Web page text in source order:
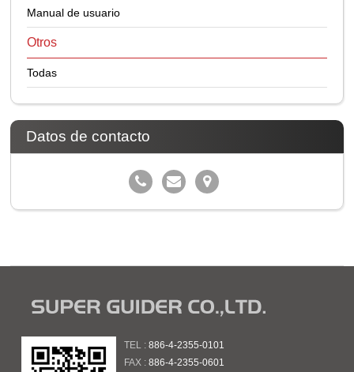
Manual de usuario
Otros
Todas
Datos de contacto
TEL :886-4-2355-0101
FAX :886-4-2355-0601